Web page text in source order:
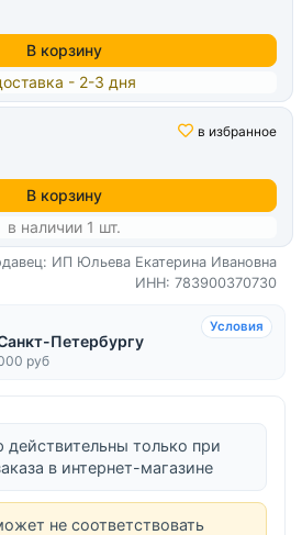
В корзину
- 2-3 дня
в избранное
В корзину
в наличии 1 шт.
ИП Юльева Екатерина Ивановна
ИНН: 783900370730
Петербургу
руб
Условия
действительны только при
в интернет-магазине
не соответствовать